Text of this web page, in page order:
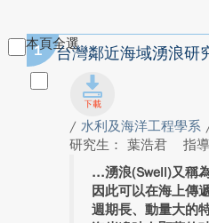
本頁全選
1 台灣鄰近海域湧浪研
/ 水利及海洋工程學系
研究生： 葉浩君
指
湧浪(Swell)又稱
因此可以在海上傳
週期長、動量大的